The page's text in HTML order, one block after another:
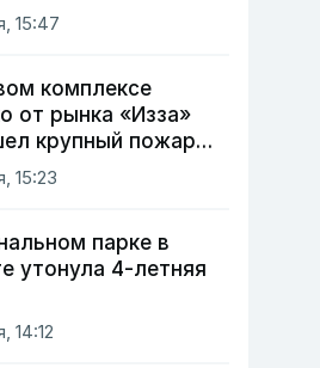
15:47
комплексе
от рынка «Изза»
крупный пожар
15:23
парке в
утонула 4-летняя
14:12